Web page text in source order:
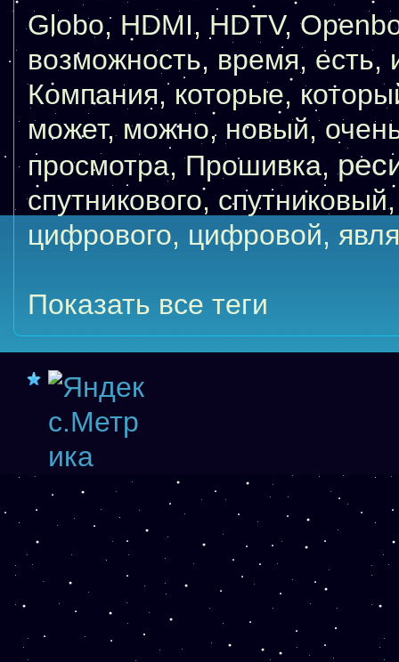
Globo, HDMI, HDTV,
возможность, время, есть,
Компания, которые,
может, можно, новый,
просмотра,Прошивка,
спутникового, спутниковый
цифрового, цифровой,
Показать все теги